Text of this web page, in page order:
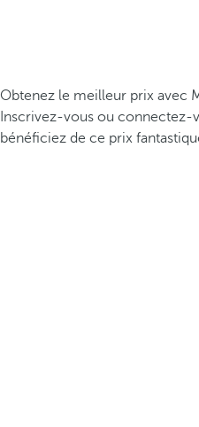
Obtenez le meilleur prix avec
Inscrivez-vous ou connectez-
bénéficiez de ce prix